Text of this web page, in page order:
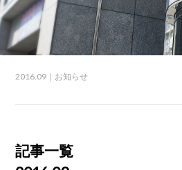
2016.09 ｜お知らせ
記事一覧